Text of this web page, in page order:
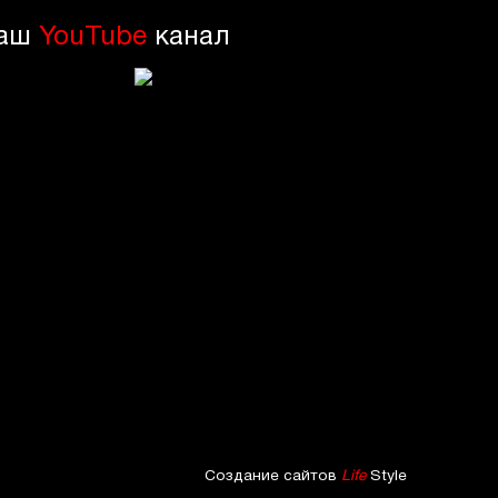
YouTubeканал
Создание сайтов Life Style